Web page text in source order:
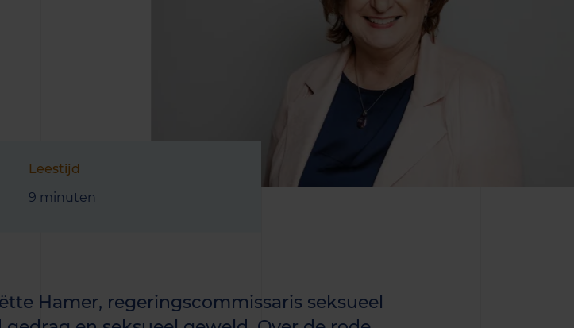
Leestijd
9 minuten
Hamer, regeringscommissaris seksueel